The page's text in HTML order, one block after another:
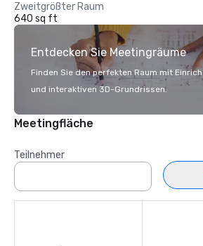
Zweitgrößter Raum
640 sq ft
Entdecken Sie Meetingräume
Finden Sie den perfekten Raum mit
und interaktiven 3D-Grundrissen.
Meetingfläche
Teilnehmer